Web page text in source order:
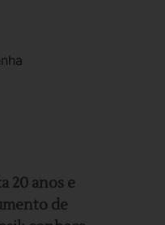
20 anos e
de